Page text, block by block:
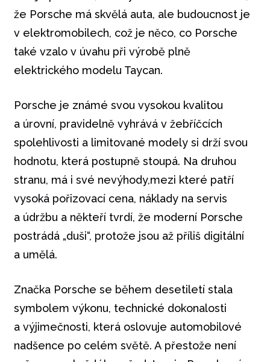
že Porsche má skvělá auta, ale budoucnost je
v elektromobilech, což je něco, co Porsche
také vzalo v úvahu při výrobě plně
elektrického modelu Taycan.
Porsche je známé svou vysokou kvalitou
a úrovní, pravidelně vyhrává v žebříčcích
spolehlivosti a limitované modely si drží svou
hodnotu, která postupně stoupá. Na druhou
stranu, má i své nevýhody,mezi které patří
vysoká pořizovací cena, náklady na servis
a údržbu a někteří tvrdí, že moderní Porsche
postrádá „duši“, protože jsou až příliš digitální
a umělá.
Značka Porsche se během desetiletí stala
symbolem výkonu, technické dokonalosti
a výjimečnosti, která oslovuje automobilové
nadšence po celém světě. A přestože není